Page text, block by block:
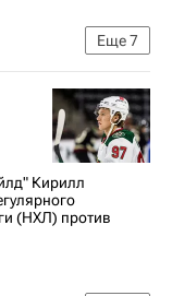
Еще7
Кирилл
(НХЛ) против